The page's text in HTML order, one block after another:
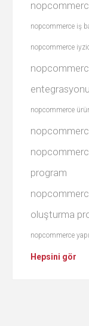
nopcommerce iş
nopcommerce
entegrasyonu
nopcommerce
program
oluşturma
nopcommerce
Hepsini gör